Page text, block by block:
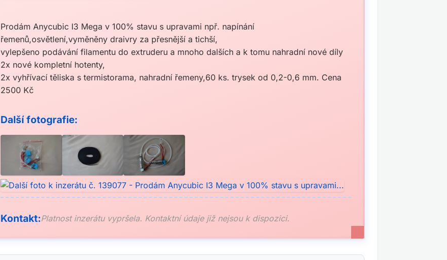
Prodám Anycubic I3 Mega v 100% stavu s upravami npř. napínání
řemenů,osvětlení,vyměněny draivry za přesnější a tichší,
vylepšeno podávání filamentu do extruderu a mnoho dalších a k tomu nahradní nové díly
2x nové kompletní hotenty,
2x vyhřívací těliska s termistorama, nahradní řemeny,60 ks. trysek od 0,2-0,6 mm. Cena
2500 Kč
Další fotografie:
Kontakt:Platnost inzerátu vypršela. Kontaktní údaje již nejsou k dispozici.